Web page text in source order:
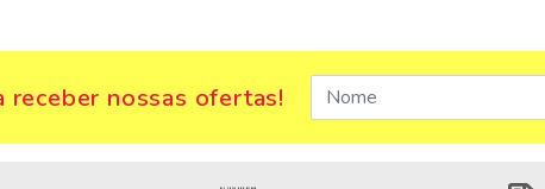
receber nossas ofertas!